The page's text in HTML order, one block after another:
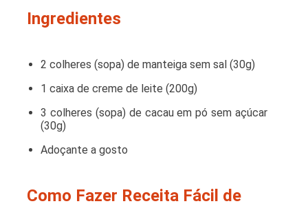
Ingredientes
2 colheres (sopa) de manteiga sem sal (30g)
1 caixa de creme de leite (200g)
3 colheres (sopa) de cacau em pó sem açúcar
(30g)
Adoçante a gosto
Como Fazer Receita Fácil de